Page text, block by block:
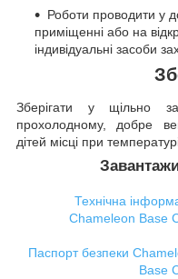
Роботи проводити у
приміщенні або на
індивідуальні засоби
Зберігати у щільно
прохолодному, добре
дітей місці при
Технічна
Chameleon Base
Паспорт безпеки
Base